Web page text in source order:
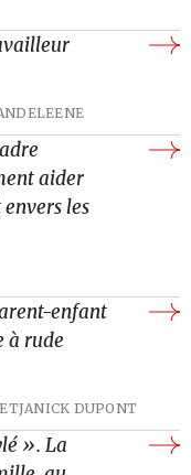
aider
les
enfant
à rude
JANICK DUPONT
». La